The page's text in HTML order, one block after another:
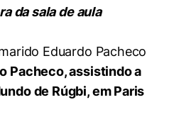
da sala de aula
Pacheco, assistindo a
de Rúgbi, em Paris